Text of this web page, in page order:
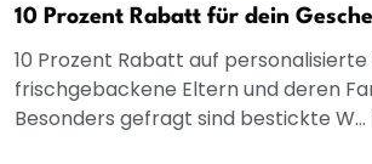
10 Prozent Rabatt für dein
10 Prozent Rabatt auf
frischgebackene Eltern und deren
Besonders gefragt sind bestickte W...